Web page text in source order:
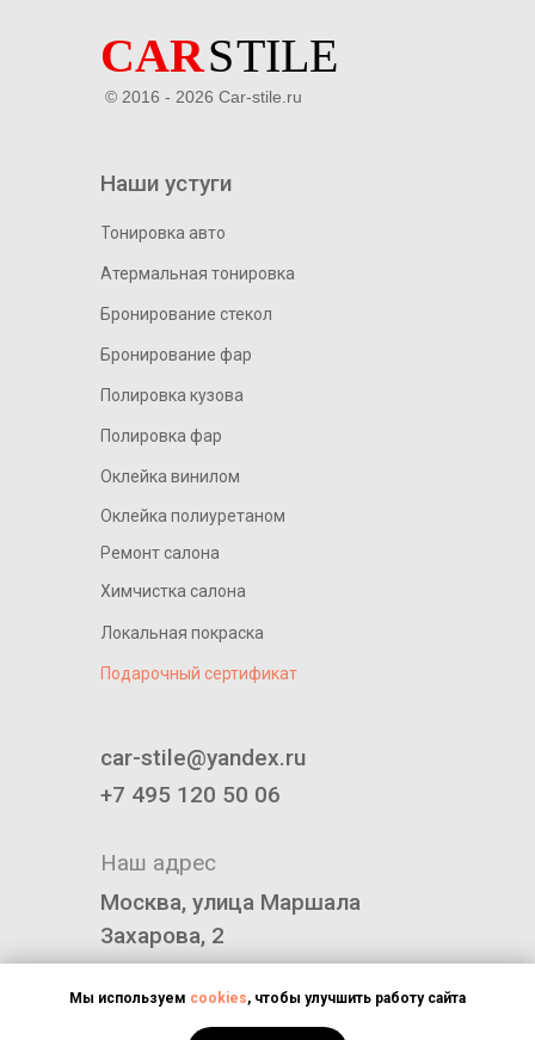
car-stile@yandex.ru
Наши устуги
+7 495 120 50 06
Наш адрес
Москва, улица Маршала
Захарова, 2
Политика конфиденциальности
Тонировка авто
Атермальная тонировка
Бронирование стекол
Бронирование фар
Локальная покраска
Подарочный сертификат
Оклейка винилом
Оклейка полиуретаном
Химчистка салона
Полировка кузова
Полировка фар
Ремонт салона
© 2016 - 2026 Car-stile.ru
Мы используем cookies, чтобы улучшить работу сайта